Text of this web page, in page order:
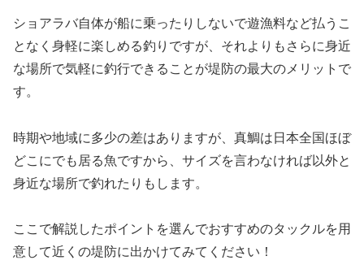
ショアラバ自体が船に乗ったりしないで遊漁料など払うこ
となく身軽に楽しめる釣りですが、それよりもさらに身近
な場所で気軽に釣行できることが堤防の最大のメリットで
す。
時期や地域に多少の差はありますが、真鯛は日本全国ほぼ
どこにでも居る魚ですから、サイズを言わなければ以外と
身近な場所で釣れたりもします。
ここで解説したポイントを選んでおすすめのタックルを用
意して近くの堤防に出かけてみてください！